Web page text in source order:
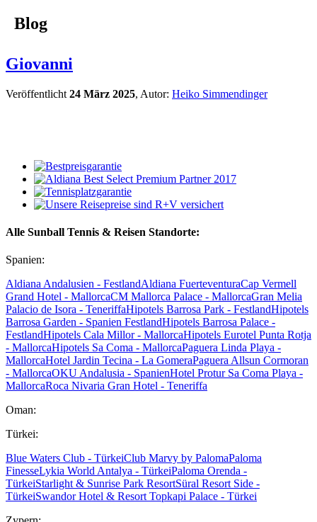
Blog
Giovanni
Veröffentlicht 24 März 2025, Autor: Heiko Simmendinger
Alle Sunball Tennis & Reisen Standorte:
Spanien:
Aldiana Andalusien - FestlandAldiana FuerteventuraCap Vermell
Grand Hotel - MallorcaCM Mallorca Palace - MallorcaGran Melia
Palacio de Isora - TeneriffaHipotels Barrosa Park - FestlandHipotels
Barrosa Garden - Spanien FestlandHipotels Barrosa Palace -
FestlandHipotels Cala Millor - MallorcaHipotels Eurotel Punta Rotja
- MallorcaHipotels Sa Coma - MallorcaPaguera Linda Playa -
MallorcaHotel Jardin Tecina - La GomeraPaguera Allsun Cormoran
- MallorcaOKU Andalusia - SpanienHotel Protur Sa Coma Playa -
MallorcaRoca Nivaria Gran Hotel - Teneriffa
Oman:
Türkei:
Blue Waters Club - TürkeiClub Marvy by PalomaPaloma
FinesseLykia World Antalya - TürkeiPaloma Orenda -
TürkeiStarlight & Sunrise Park ResortSüral Resort Side -
TürkeiSwandor Hotel & Resort Topkapi Palace - Türkei